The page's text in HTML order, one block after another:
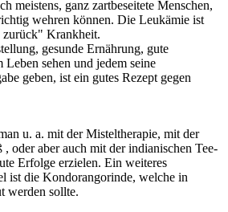
meistens, ganz zartbeseitete Menschen,
wehren können. Die Leukämie ist
zurück" Krankheit.
gesunde Ernährung, gute
sehen und jedem seine
geben, ist ein gutes Rezept gegen
u. a. mit der Misteltherapie, mit der
oder aber auch mit der indianischen Tee-
Erfolge erzielen. Ein weiteres
ist die Kondorangorinde, welche in
werden sollte.